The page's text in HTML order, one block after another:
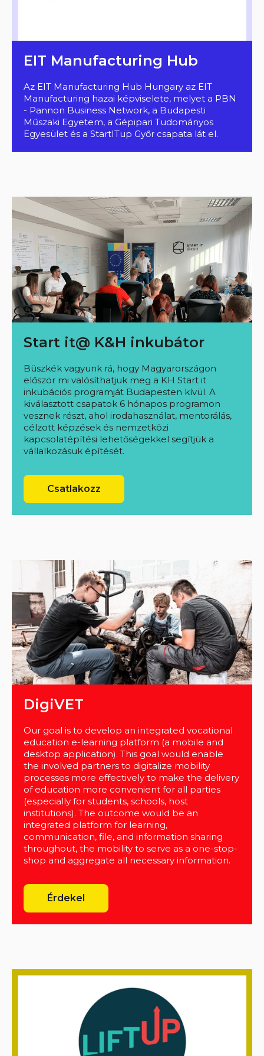
EIT Manufacturing Hub
Az EIT Manufacturing Hub Hungary az EIT
Manufacturing hazai képviselete, melyet a PBN
- Pannon Business Network, a Budapesti
Műszaki Egyetem, a Gépipari Tudományos
Egyesület és a StartITup Győr csapata lát el.
Start it@ K&H inkubátor
Büszkék vagyunk rá, hogy Magyarországon
először mi valósíthatjuk meg a KH Start it
inkubációs programját Budapesten kívül. A
kiválasztott csapatok 6 hónapos programon
vesznek részt, ahol irodahasználat, mentorálás,
célzott képzések és nemzetközi
kapcsolatépítési lehetőségekkel segítjük a
vállalkozásuk építését.
Csatlakozz
DigiVET
Our goal is to develop an integrated vocational
education e-learning platform (a mobile and
desktop application). This goal would enable
the involved partners to digitalize mobility
processes more effectively to make the delivery
of education more convenient for all parties
(especially for students, schools, host
institutions). The outcome would be an
integrated platform for learning,
communication, file, and information sharing
throughout, the mobility to serve as a one-stop-
shop and aggregate all necessary information.
Érdekel